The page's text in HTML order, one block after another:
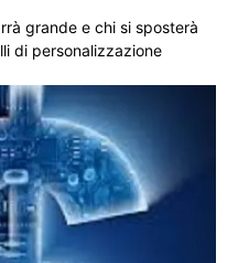
grande e chi si sposterà
di personalizzazione